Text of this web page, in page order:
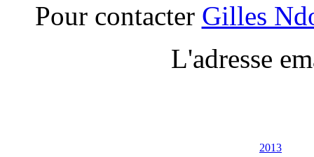
Pour contacter Gilles
L'adresse
2013